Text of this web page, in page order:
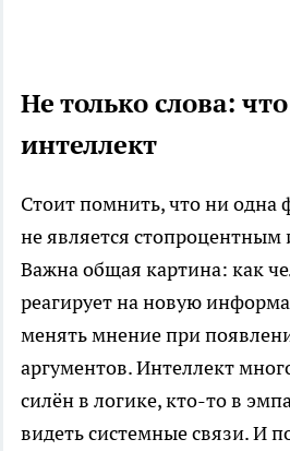
Не только слова:
интеллект
Стоит помнить, что ни одна
не является
Важна общая картина: как
реагирует на новую
менять мнение при
аргументов. Интеллект
силён в логике, кто-то в
видеть системные связи. И